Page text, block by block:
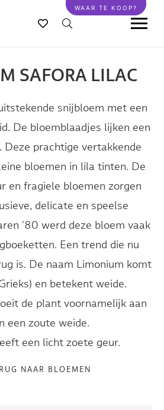
WAAR TE KOOP?
SAFORA LILAC
snijbloem met een
De bloemblaadjes lijken een
Deze prachtige vertakkende
bloemen in lila tinten. De
en fragiele bloemen zorgen
delicate en speelse
'80 werd deze bloem vaak
Een trend die nu
is. De naam Limonium komt
en betekent weide.
de plant voornamelijk aan
een zoute weide.
een licht zoete geur.
NAAR BLOEMEN